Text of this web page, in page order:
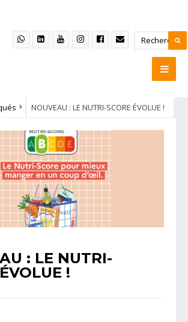
NOUVEAU : LE NUTRI-SCORE ÉVOLUE !
: LE NUTRI-
!